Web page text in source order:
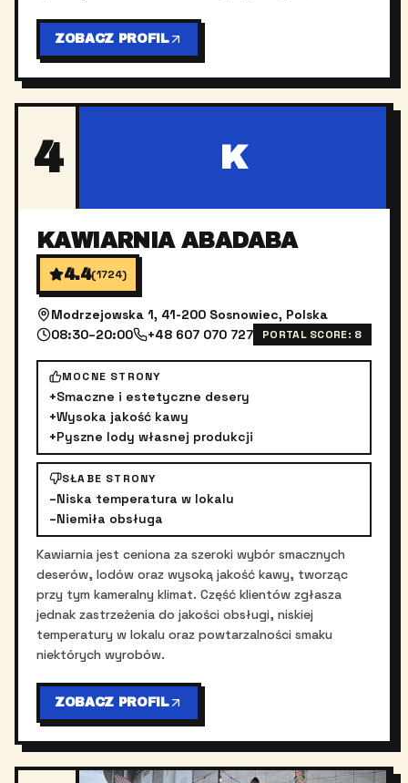
ZOBACZ PROFIL
4 K
KAWIARNIA ABADABA
4.4(1724)
Modrzejowska 1, 41-200 Sosnowiec, Polska
08:30–20:00
+48 607 070 727 PORTAL SCORE: 8
MOCNE STRONY
+Smaczne i estetyczne desery
+Wysoka jakość kawy
+Pyszne lody własnej produkcji
SŁABE STRONY
–Niska temperatura w lokalu
–Niemiła obsługa
Kawiarnia jest ceniona za szeroki wybór smacznych
deserów, lodów oraz wysoką jakość kawy, tworząc
przy tym kameralny klimat. Część klientów zgłasza
jednak zastrzeżenia do jakości obsługi, niskiej
temperatury w lokalu oraz powtarzalności smaku
niektórych wyrobów.
ZOBACZ PROFIL